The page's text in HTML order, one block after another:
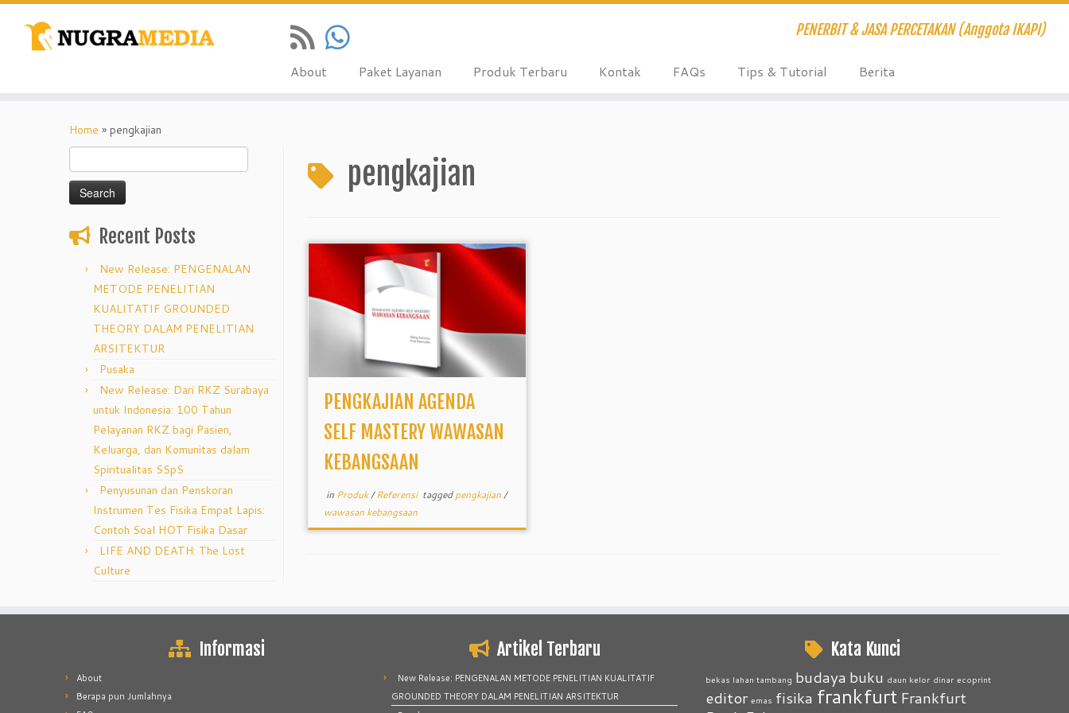
PENERBIT & JASA PERCETAKAN (Anggota IKAPI)
About Paket Layanan Produk Terbaru Kontak FAQs Tips & Tutorial Berita
Home » pengkajian
for:
Recent Posts
New Release: PENGENALAN
METODE PENELITIAN
KUALITATIF GROUNDED
THEORY DALAM PENELITIAN
ARSITEKTUR
Pusaka
New Release: Dari RKZ Surabaya
untuk Indonesia: 100 Tahun
Pelayanan RKZ bagi Pasien,
Keluarga, dan Komunitas dalam
Spiritualitas SSpS
Penyusunan dan Penskoran
Instrumen Tes Fisika Empat Lapis:
Contoh Soal HOT Fisika Dasar
LIFE AND DEATH: The Lost
Culture
pengkajian
PENGKAJIAN AGENDA
SELF MASTERY WAWASAN
KEBANGSAAN
in Produk/Referensi taggedpengkajian/
wawasan kebangsaan
Informasi
About
Berapa pun Jumlahnya
Artikel Terbaru
New Release: PENGENALAN METODE PENELITIAN KUALITATIF
GROUNDED THEORY DALAM PENELITIAN ARSITEKTUR
Kata Kunci
bekas lahan tambang budaya buku daun kelor dinar ecoprint
editor emas fisika frankfurt Frankfurt